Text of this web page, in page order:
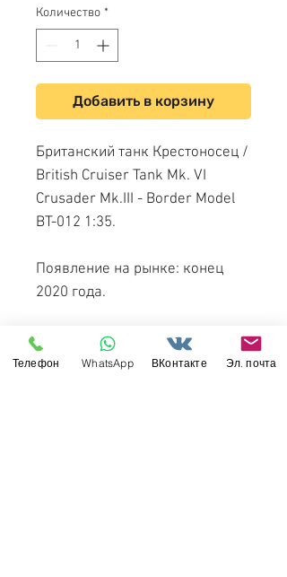
Количество *
Добавить в корзину
Британский танк Крестоносец /
British Cruiser Tank Mk. VI
Crusader Mk.III - Border Model
BT-012 1:35.
Появление на рынке: конец
2020 года.
Крейсерский танк
«Крусейдер», A15 —
Телефон WhatsApp ВКонтакте Эл. почта